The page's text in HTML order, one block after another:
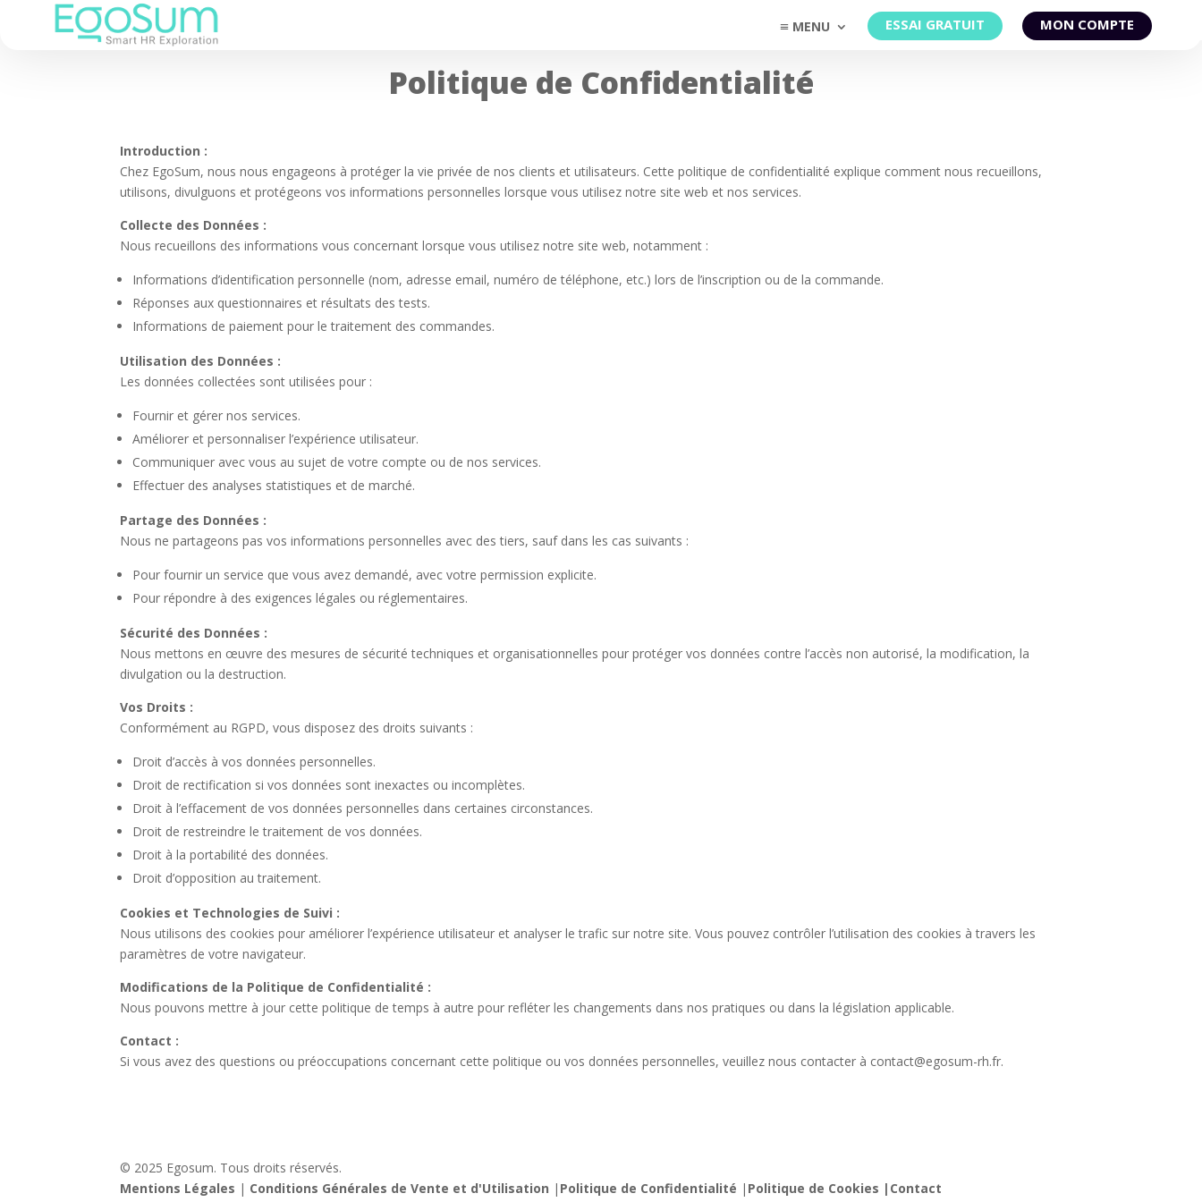
MENU ESSAI GRATUIT MON COMPTE
Politique de Confidentialité
Introduction :
Chez EgoSum, nous nous engageons à protéger la vie privée de nos clients et utilisateurs. Cette politique de confidentialité explique comment nous recueillons,
utilisons, divulguons et protégeons vos informations personnelles lorsque vous utilisez notre site web et nos services.
Collecte des Données :
Nous recueillons des informations vous concernant lorsque vous utilisez notre site web, notamment :
Informations d’identification personnelle (nom, adresse email, numéro de téléphone, etc.) lors de l’inscription ou de la commande.
Réponses aux questionnaires et résultats des tests.
Informations de paiement pour le traitement des commandes.
Utilisation des Données :
Les données collectées sont utilisées pour :
Fournir et gérer nos services.
Améliorer et personnaliser l’expérience utilisateur.
Communiquer avec vous au sujet de votre compte ou de nos services.
Effectuer des analyses statistiques et de marché.
Partage des Données :
Nous ne partageons pas vos informations personnelles avec des tiers, sauf dans les cas suivants :
Pour fournir un service que vous avez demandé, avec votre permission explicite.
Pour répondre à des exigences légales ou réglementaires.
Sécurité des Données :
Nous mettons en œuvre des mesures de sécurité techniques et organisationnelles pour protéger vos données contre l’accès non autorisé, la modification, la
divulgation ou la destruction.
Vos Droits :
Conformément au RGPD, vous disposez des droits suivants :
Droit d’accès à vos données personnelles.
Droit de rectification si vos données sont inexactes ou incomplètes.
Droit à l’effacement de vos données personnelles dans certaines circonstances.
Droit de restreindre le traitement de vos données.
Droit à la portabilité des données.
Droit d’opposition au traitement.
Cookies et Technologies de Suivi :
Nous utilisons des cookies pour améliorer l’expérience utilisateur et analyser le trafic sur notre site. Vous pouvez contrôler l’utilisation des cookies à travers les
paramètres de votre navigateur.
Modifications de la Politique de Confidentialité :
Nous pouvons mettre à jour cette politique de temps à autre pour refléter les changements dans nos pratiques ou dans la législation applicable.
Contact :
Si vous avez des questions ou préoccupations concernant cette politique ou vos données personnelles, veuillez nous contacter à contact@egosum-rh.fr.
© 2025 Egosum. Tous droits réservés.
Mentions Légales | Conditions Générales de Vente et d'Utilisation | Politique de Confidentialité | Politique de Cookies | Contact